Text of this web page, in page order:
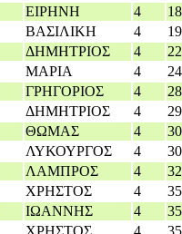
ΕΙΡΗΝΗ 4
ΒΑΣΙΛΙΚΗ 4
ΔΗΜΗΤΡΙΟΣ 4
ΜΑΡΙΑ 4
ΓΡΗΓΟΡΙΟΣ 4
ΔΗΜΗΤΡΙΟΣ 4
ΘΩΜΑΣ 4
ΛΥΚΟΥΡΓΟΣ 4
ΛΑΜΠΡΟΣ 4
ΧΡΗΣΤΟΣ 4
ΙΩΑΝΝΗΣ 4
ΧΡΗΣΤΟΣ 4